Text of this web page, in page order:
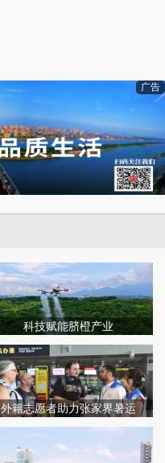
广告
科技赋能脐橙产业
外籍志愿者助力张家界暑运